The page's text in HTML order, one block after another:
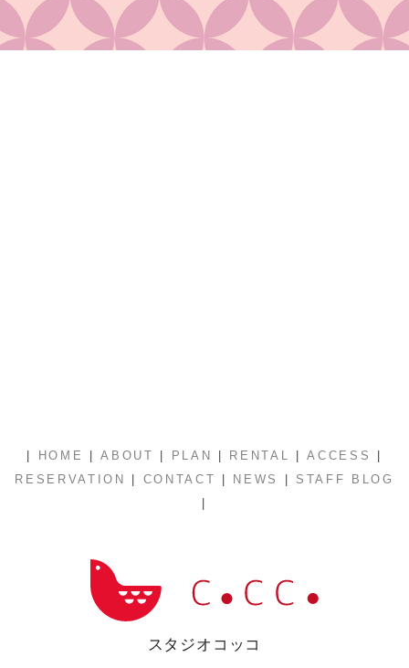
| HOME |ABOUT | PLAN | RENTAL |ACCESS |
RESERVATION | CONTACT | NEWS | STAFF BLOG
|
スタジオコッコ